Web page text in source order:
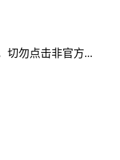
切勿点击非官方...